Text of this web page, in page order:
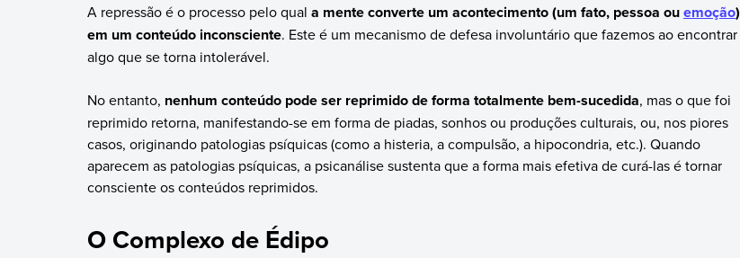
A repressão é o processo pelo qual a mente converte um acontecimento (um fato, pessoa ouemoção)
em um conteúdo inconsciente. Este é um mecanismo de defesa involuntário que fazemos ao encontrar
algo que se torna intolerável.
No entanto, nenhum conteúdo pode ser reprimido de forma totalmente bem-sucedida, mas o que foi
reprimido retorna, manifestando-se em forma de piadas, sonhos ou produções culturais, ou, nos piores
casos, originando patologias psíquicas (como a histeria, a compulsão, a hipocondria, etc.). Quando
aparecem as patologias psíquicas, a psicanálise sustenta que a forma mais efetiva de curá-las é tornar
consciente os conteúdos reprimidos.
O Complexo de Édipo